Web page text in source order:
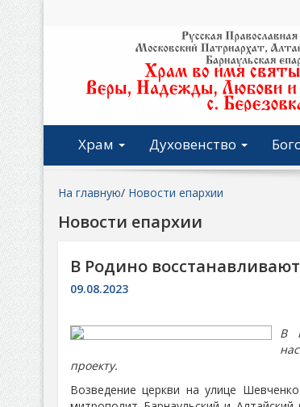
Храм Духовенство
На главную/ Новости епархии
Новости епархии
В Родино
09.08.2023
В
проекту.
Возведение церкви на улице